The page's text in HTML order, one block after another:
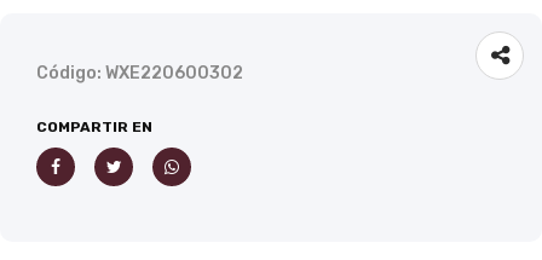
Código: WXE220600302
COMPARTIR EN